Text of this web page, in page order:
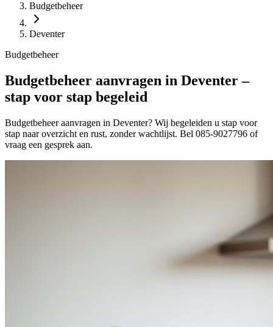
Budgetbeheer
Deventer
Budgetbeheer
Budgetbeheer aanvragen in Deventer –
stap voor stap begeleid
Budgetbeheer aanvragen in Deventer? Wij begeleiden u stap voor
stap naar overzicht en rust, zonder wachtlijst. Bel 085-9027796 of
vraag een gesprek aan.